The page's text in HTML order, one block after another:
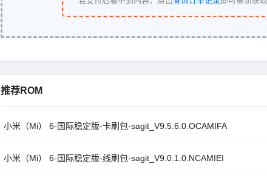
推荐ROM
小米（Mi） 6-国际稳定版-卡刷包-sagit_V9.5.6.0.OCAMIFA
小米（Mi） 6-国际稳定版-线刷包-sagit_V9.0.1.0.NCAMIEI